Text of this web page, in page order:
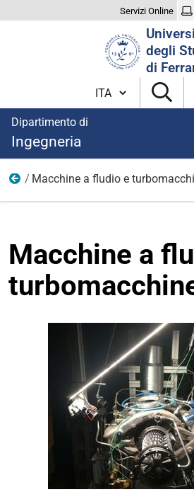
Servizi Online
degli
di
Cambia lingua
Dipartimento di
Ingegneria
Area Industriale
Macchine a fludio e
Macchine a